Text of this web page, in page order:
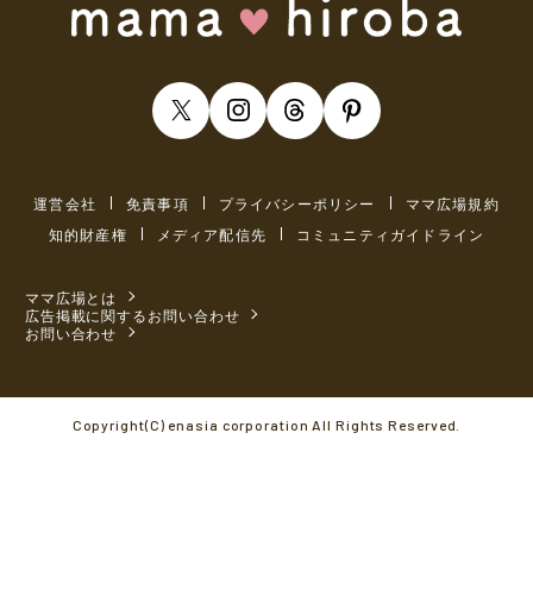
運営会社 免責事項 プライバシーポリシー
ママ広場規約
知的財産権
メディア配信先 コミュニティガイドライン
ママ広場とは
広告掲載に関するお問い合わせ
お問い合わせ
Copyright(C) enasia corporation All Rights Reserved.